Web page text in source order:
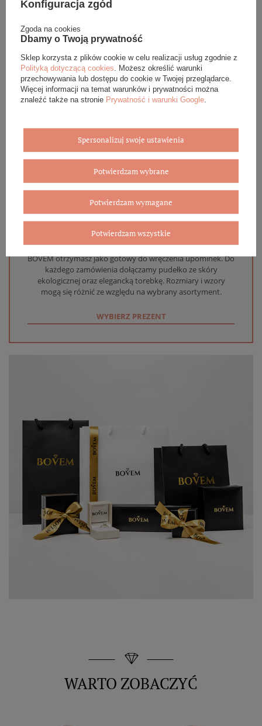
DANE SZCZEGÓŁOWE
OPINIE (0)
Eleganckie opakowanie gratis
Biżuterię i zegarki zakupione w sklepie internetowym
BOVEM otrzymasz jako gotowy do wręczenia upominek. Do
każdego zamówienia dołączamy pudełko ze skóry
ekologicznej oraz elegancką torebkę. Rozmiary i wzory
mogą się różnić ze względu na wybrany asortyment.
WYBIERZ PREZENT
WARTO ZOBACZYĆ
Konfiguracja zgód
Zgoda na cookies
Dbamy o Twoją prywatność
Sklep korzysta z plików cookie w celu realizacji usług zgodnie z
Polityką dotyczącą cookies . Możesz określić warunki
przechowywania lub dostępu do cookie w Twojej przeglądarce.
Więcej informacji na temat warunków i prywatności można
znaleźć także na stronie Prywatność i warunki Google
Spersonalizuj swoje ustawienia
Potwierdzam wybrane
Potwierdzam wymagane
Potwierdzam wszystkie